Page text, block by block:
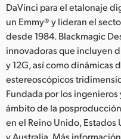
DaVinci para el etalonaje
un Emmy® y lideran el
desde 1984. Blackmagic
innovadoras que incluyen
y 12G, así como dinámicas
estereoscópicos
Fundada por los
ámbito de la
en el Reino Unido, Estados